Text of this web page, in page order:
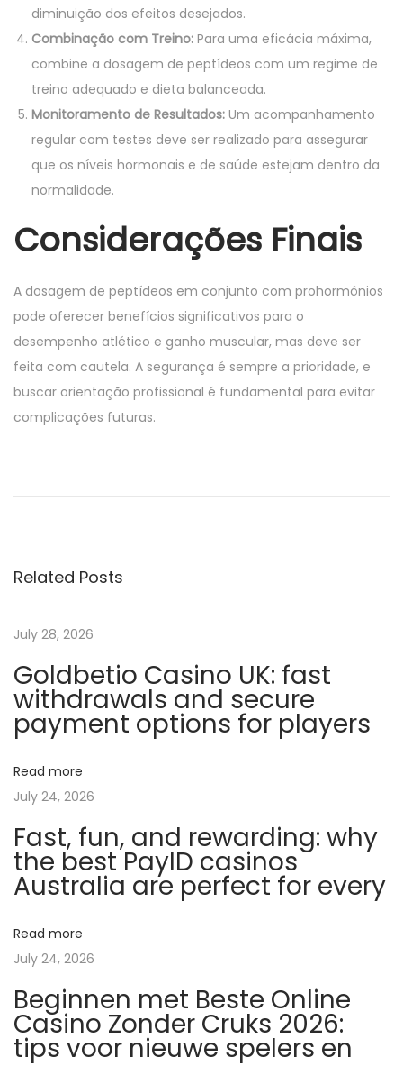
diminuição dos efeitos desejados.
Combinação com Treino: Para uma eficácia máxima,
combine a dosagem de peptídeos com um regime de
treino adequado e dieta balanceada.
Monitoramento de Resultados: Um acompanhamento
regular com testes deve ser realizado para assegurar
que os níveis hormonais e de saúde estejam dentro da
normalidade.
Considerações Finais
A dosagem de peptídeos em conjunto com prohormônios
pode oferecer benefícios significativos para o
desempenho atlético e ganho muscular, mas deve ser
feita com cautela. A segurança é sempre a prioridade, e
buscar orientação profissional é fundamental para evitar
complicações futuras.
d
E
a
r
e
i
n
a
:
R
s
u
t
a
t
Related Posts
July 28, 2026
Goldbetio Casino UK: fast
withdrawals and secure
payment options for players
Read more
July 24, 2026
Fast, fun, and rewarding: why
the best PayID casinos
Australia are perfect for every
Read more
July 24, 2026
Beginnen met Beste Online
Casino Zonder Cruks 2026:
tips voor nieuwe spelers en